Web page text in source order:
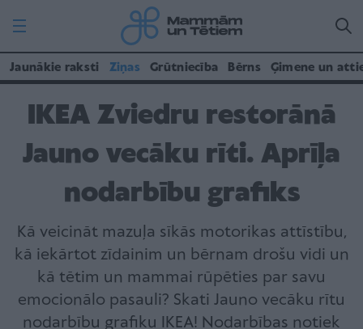
Jaunākie raksti Ziņas Grūtniecība Bērns Ģimene un
IKEA Zviedru restorānā
Jauno vecāku rīti. Aprīļa
nodarbību grafiks
Kā veicināt mazuļa sīkās motorikas attīstību,
kā iekārtot zīdainim un bērnam drošu vidi un
kā tētim un mammai rūpēties par savu
emocionālo pasauli? Skati Jauno vecāku rītu
nodarbību grafiku IKEA! Nodarbības notiek